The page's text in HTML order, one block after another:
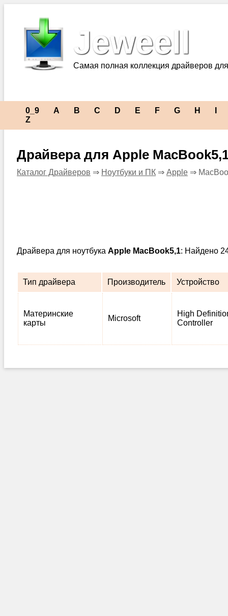
Jeweell
Самая полная коллекция драйверов
0_9 A B C D E F G H
Z
Драйвера для Apple
Каталог Драйверов ⇒ Ноутбуки и ПК ⇒ Apple ⇒
Драйвера для ноутбука Apple MacBook5,1: Найдено
Тип драйвера Производитель Устройство
Материнские
карты
Microsoft
High
Controller